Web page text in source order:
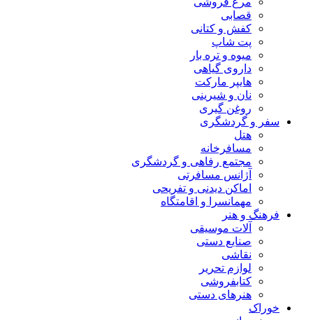
قصابی
کفش و کتانی
پت شاپ
میوه و تره بار
داروی گیاهی
هایپر مارکت
نان و شیرینی
روغن گیری
سفر و گردشگری
هتل
مسافرخانه
مجتمع رفاهی و گردشگری
آژانس مسافرتی
اماکن دیدنی و تفریحی
مهمانسرا و اقامتگاه
فرهنگ و هنر
آلات موسیقی
صنایع دستی
نقاشی
لوازم تحریر
کتابفروشی
هنرهای دستی
خوراک